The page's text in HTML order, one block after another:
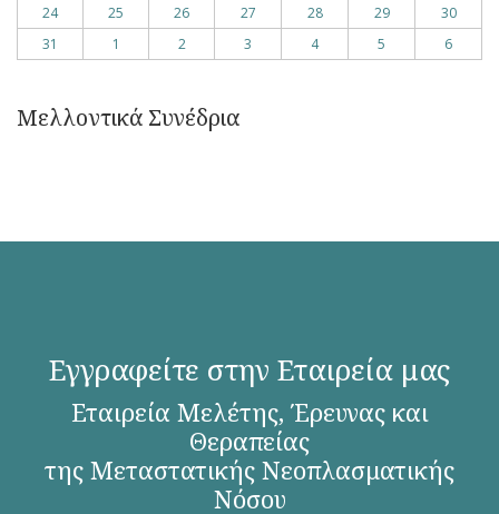
24
25 26 27 28 29
30
31
1 2 3 4 5 6
Μελλοντικά Συνέδρια
Εγγραφείτε στην Εταιρεία μας
Εταιρεία Μελέτης, Έρευνας και
Θεραπείας
της Μεταστατικής Νεοπλασματικής
Νόσου